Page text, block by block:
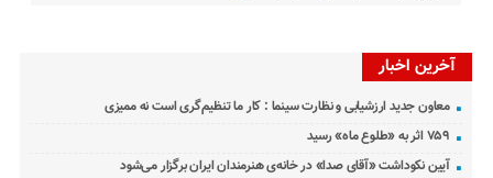
آخرین اخبار
معاون جدید ارزشیابی و نظارت سینما : کار ما تنظیم‌گری است نه ممیزی
۷۵۹ اثر به «طلوع ماه» رسید
آیین نکوداشت «آقای صدا» در خانه‌ی هنرمندان ایران برگزار می‌شود